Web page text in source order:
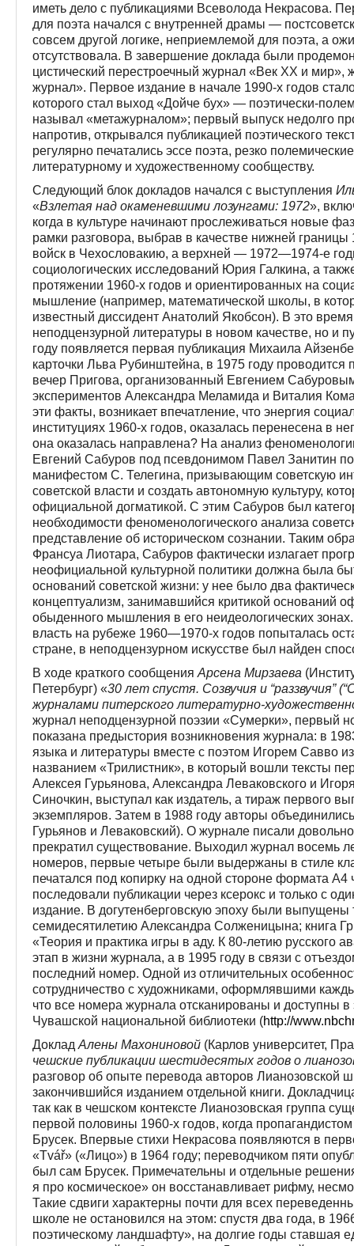
иметь дело с публикациями Всеволода Некрасова.
для поэта начался с внутренней драмы —
совсем друго­й логике, неприемлемой для поэта, а
отсут­ствовала. В завершение доклада были
цистический перестроечный журнал «Век ХХ и мир»,
журнал». Первое издание в начале 1990-х годов
которого стал выход «Дойче бух» — поэтически-
называл «метажурналом»; первый выпуск недолго
напротив, открывался публикацией поэтического
регулярно печатались эссе поэта, резко
литературному и художественному сообществу.
Следующий блок докладов начался с выступления
«Взлетая над окаменевшими лозунгами: 1972»,
когда в культуре начинают прослеживаться новые
рамки разговора, выбрав в качестве нижней
войск в Чехословакию, а верхней — 1972—1974-е
социологических исследований Юрия Галкина, а
протяжении 1960-х го­дов и ориентированных на
мышление (например, математической школы, в
известный диссидент Анатолий Якобсон). В это
неподцензурной литературы в новом качестве, но и
году появляется первая публикация Михаила
карточки Льва Рубинштейна, в 1975 году
вечер Пригова, организованный Евгением
экспериментов Александра Меламида и Виталия
эти факты, возникает впечатление, что энергия
институциях 1960-х годов, оказалась перенесена в
она оказалась направлена? На анализ
Евгений Сабуров под псевдонимом Павел Занитин
манифестом С. Телегина, призывающим советскую
советской власти и создать автономную культуру,
официальной догматикой. С этим Сабуров был
необходимости феноменологического анализа
пред­ставление об историческом сознании. Таким
Франсуа Лиотара, Сабуров фактически излагает
неофициальной культурной политики должна была
оснований советской жизни: у нее было два
концептуализм, занимавшийся критикой оснований
обыденного мышления в его неидеологических
власть на рубеже 1960—1970-х годов попыталась
стране, в неподцензурном искусстве был найден
В ходе краткого сообщения Арсена Мирзаева
Петербург) «30 лет спустя. Созвучия и “раззвучия”
журналами питерского литературно-
журнал неподцензурной поэзии «Сумерки», первый
показана предыстория возникновения журнала: в
языка и литературы вместе с поэтом Игорем Савво
названием «Трилистник», в который вошли тексты
Алексея Гурьянова, Александра Леваковского и
Синочкин, выступал как издатель, а тираж первого
экземпляров. Затем в 1988 году авторы
Гурьянов и Леваковский). О журнале писали
прекратил существование. Выходил журнал восемь
номеров, первые четыре были выдержаны в стиле
печатался под копирку на одной стороне формата А4
последовали публикации через ксерокс и только с
издание. В догутенберговскую эпоху были
семидесятилетию Александра Солженицына; книга
«Теория и практика игры в аду. К 80-летию русского
этап в жизни журнала, а в 1995 году в связи с
последний номер. Одной из отличительных
сотрудничество с художниками, оформлявшими
что все номера журнала отсканированы и доступны в
Чувашской национальной библиотеки (http://
Доклад Алены Махониновой (Карлов университет,
чешские публикации шестидесятых годов о
разговор об опыте перевода авторов Лианозовской
закончившийся изданием отдельной книги.
так как в чешском контексте Лианозовская группа
первой половины 1960-х годов, когда
Брусек. Впервые стихи Некрасова появляются в
«Tvář» («Лицо») в 1964 году; переводчиком пяти
был сам Брусек. Примечательны и отдельные
я про космическое» он восстанавливает рифму,
Такие сдвиги характерны почти для всех
школе не остановился на этом: спустя два года, в
поэтическому ландшафту», на долгие годы ставшая